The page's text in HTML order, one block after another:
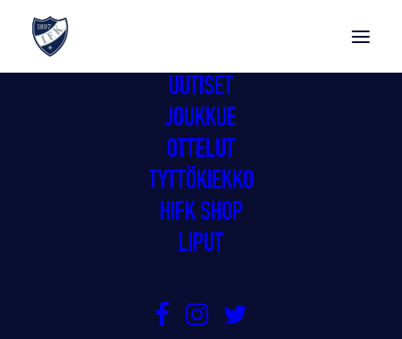
UUTISET
JOUKKUE
OTTELUT
TYTTÖKIEKKO
HIFK SHOP
LIPUT
NAISTEN LIIGASTA AURORALIIGA